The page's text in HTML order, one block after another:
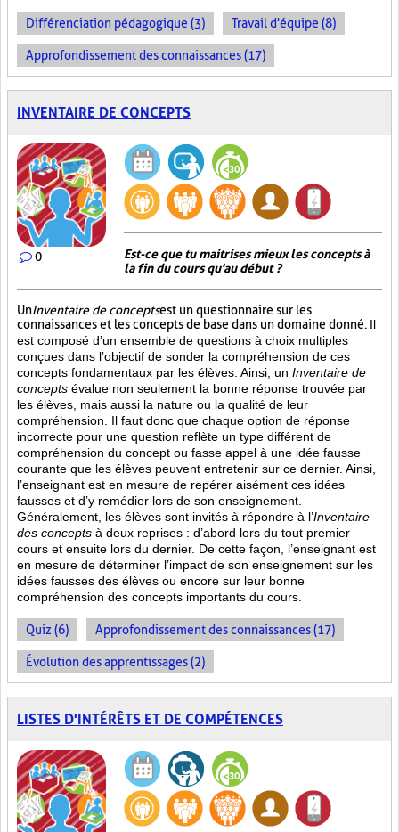
Différenciation pédagogique (3) Travail d'équipe (8)
Approfondissement des connaissances (17)
INVENTAIRE DE CONCEPTS
0
Est-ce que tu maitrises mieux les concepts à
la fin du cours qu'au début ?
UnInventaire de conceptsest un questionnaire sur les
connaissances et les concepts de base dans un domaine donné. Il
est composé d’un ensemble de questions à choix multiples
conçues dans l’objectif de sonder la compréhension de ces
concepts fondamentaux par les élèves. Ainsi, un Inventaire de
concepts évalue non seulement la bonne réponse trouvée par
les élèves, mais aussi la nature ou la qualité de leur
compréhension. Il faut donc que chaque option de réponse
incorrecte pour une question reflète un type différent de
compréhension du concept ou fasse appel à une idée fausse
courante que les élèves peuvent entretenir sur ce dernier. Ainsi,
l’enseignant est en mesure de repérer aisément ces idées
fausses et d’y remédier lors de son enseignement.
Généralement, les élèves sont invités à répondre à l’Inventaire
des concepts à deux reprises : d’abord lors du tout premier
cours et ensuite lors du dernier. De cette façon, l’enseignant est
en mesure de déterminer l’impact de son enseignement sur les
idées fausses des élèves ou encore sur leur bonne
compréhension des concepts importants du cours.
Quiz (6) Approfondissement des connaissances (17)
Évolution des apprentissages (2)
LISTES D'INTÉRÊTS ET DE COMPÉTENCES